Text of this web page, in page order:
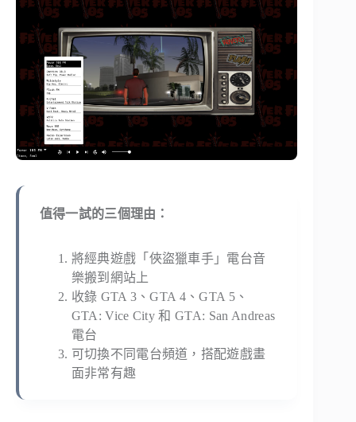
值得一試的三個理由：
將經典遊戲「俠盜獵車手」電台音
樂搬到網站上
收錄 GTA 3、GTA 4、GTA 5、
GTA: Vice City 和 GTA: San Andreas
電台
可切換不同電台頻道，搭配遊戲畫
面非常有趣